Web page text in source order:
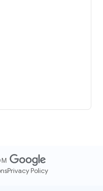
Privacy Policy